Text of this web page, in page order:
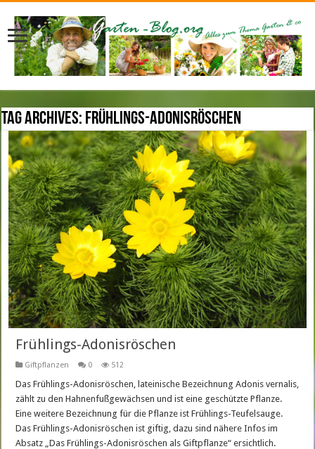
Tag Archives: Frühlings-Adonisröschen
Frühlings-Adonisröschen
Giftpflanzen 0 512
Das Frühlings-Adonisröschen, lateinische Bezeichnung Adonis vernalis,
zählt zu den Hahnenfußgewächsen und ist eine geschützte Pflanze.
Eine weitere Bezeichnung für die Pflanze ist Frühlings-Teufelsauge.
Das Frühlings-Adonisröschen ist giftig, dazu sind nähere Infos im
Absatz „Das Frühlings-Adonisröschen als Giftpflanze“ ersichtlich.